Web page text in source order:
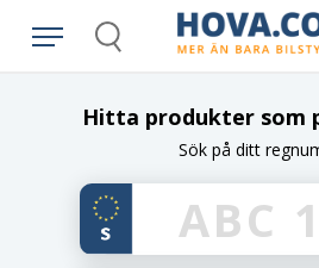
Search
Hitta produkter som
Sök på ditt